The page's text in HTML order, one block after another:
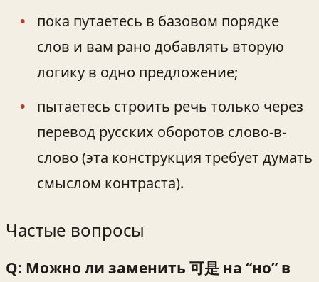
пока путаетесь в базовом порядке
слов и вам рано добавлять вторую
логику в одно предложение;
пытаетесь строить речь только через
перевод русских оборотов слово-в-
слово (эта конструкция требует думать
смыслом контраста).
Частые вопросы
Q: Можно ли заменить 可是 на “но” в